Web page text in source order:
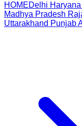
HOMEDelhi Haryana
Madhya Pradesh
Uttarakhand Punjab